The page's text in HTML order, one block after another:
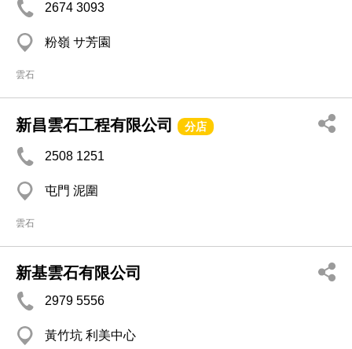
2674 3093
粉嶺 サ芳園
雲石
新昌雲石工程有限公司 分店
2508 1251
屯門 泥圍
雲石
新基雲石有限公司
2979 5556
黃竹坑 利美中心